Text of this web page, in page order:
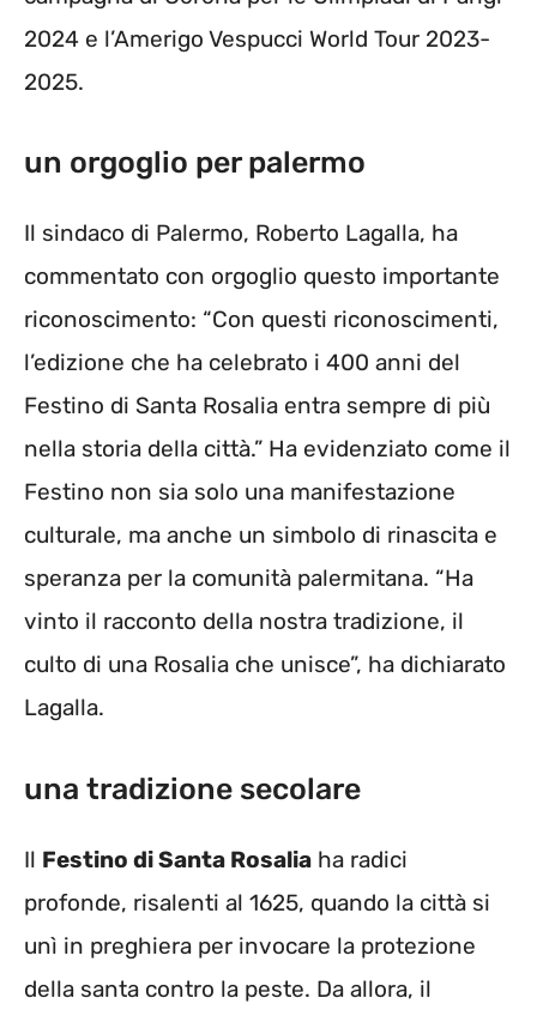
2024 e l’Amerigo Vespucci World Tour 2023-
2025.
un orgoglio per palermo
Il sindaco di Palermo, Roberto Lagalla, ha
commentato con orgoglio questo importante
riconoscimento: “Con questi riconoscimenti,
l’edizione che ha celebrato i 400 anni del
Festino di Santa Rosalia entra sempre di più
nella storia della città.” Ha evidenziato come il
Festino non sia solo una manifestazione
culturale, ma anche un simbolo di rinascita e
speranza per la comunità palermitana. “Ha
vinto il racconto della nostra tradizione, il
culto di una Rosalia che unisce”, ha dichiarato
Lagalla.
una tradizione secolare
Il Festino di Santa Rosalia ha radici
profonde, risalenti al 1625, quando la città si
unì in preghiera per invocare la protezione
della santa contro la peste. Da allora, il